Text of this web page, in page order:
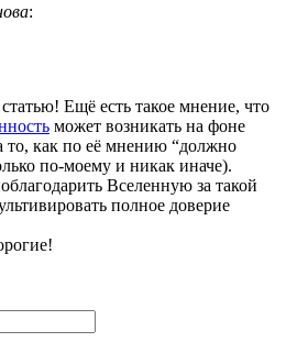
:
Ещё есть такое мнение, что
может возникать на фоне
то, как по её мнению “должно
по-моему и никак иначе).
Вселенную за такой
полное доверие